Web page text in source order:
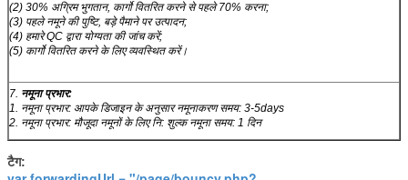
(2) 30% अग्रिम भुगतान, कार्गो वितरित करने से पहले 70% करना;
(3) पहले नमूने की पुष्टि, बड़े पैमाने पर उत्पादन;
(4) हमारे QC द्वारा योग्यता की जांच करें;
(5) कार्गो वितरित करने के लिए व्यवस्थित करें।
7. नमूना प्रभार:
1. नमूना प्रभार: आपके डिजाइन के अनुसार नमूनाकरण समय: 3-5days
2. नमूना प्रभार: मौजूदा नमूनों के लिए नि: शुल्क नमूना समय: 1 दिन
टैग: